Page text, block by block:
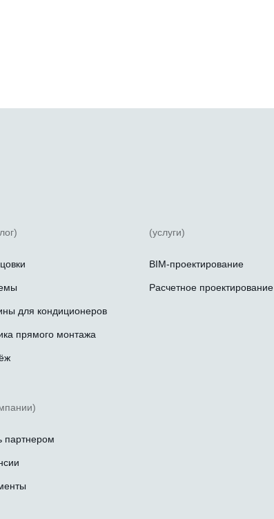
(услуги)
для кондиционеров
BIM-проектирование
Расчетное проектирование
партнером
прямого монтажа